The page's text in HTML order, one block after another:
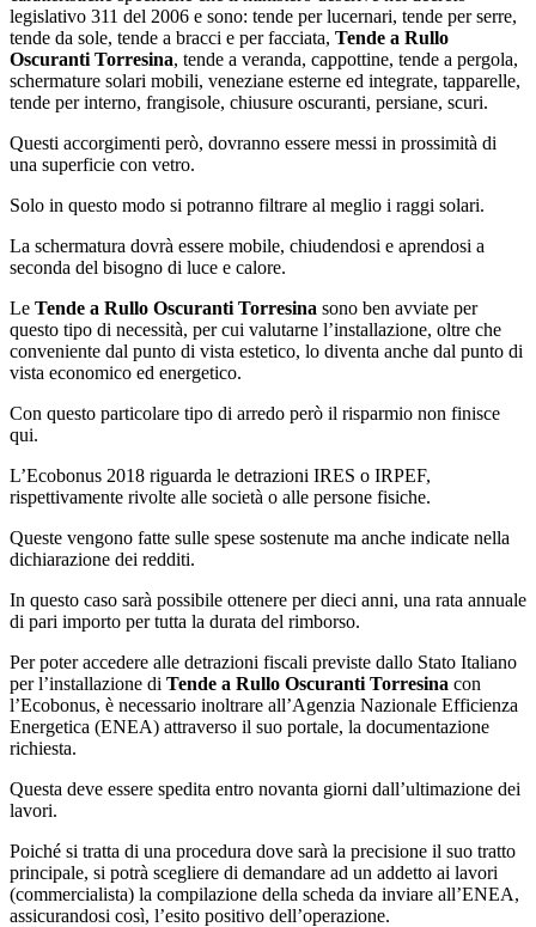
legislativo 311 del 2006 e sono: tende per lucernari, tende per serre,
tende da sole, tende a bracci e per facciata, Tende a Rullo
Oscuranti Torresina, tende a veranda, cappottine, tende a pergola,
schermature solari mobili, veneziane esterne ed integrate, tapparelle,
tende per interno, frangisole, chiusure oscuranti, persiane, scuri.
Questi accorgimenti però, dovranno essere messi in prossimità di
una superficie con vetro.
Solo in questo modo si potranno filtrare al meglio i raggi solari.
La schermatura dovrà essere mobile, chiudendosi e aprendosi a
seconda del bisogno di luce e calore.
Le Tende a Rullo Oscuranti Torresina sono ben avviate per
questo tipo di necessità, per cui valutarne l’installazione, oltre che
conveniente dal punto di vista estetico, lo diventa anche dal punto di
vista economico ed energetico.
Con questo particolare tipo di arredo però il risparmio non finisce
qui.
L’Ecobonus 2018 riguarda le detrazioni IRES o IRPEF,
rispettivamente rivolte alle società o alle persone fisiche.
Queste vengono fatte sulle spese sostenute ma anche indicate nella
dichiarazione dei redditi.
In questo caso sarà possibile ottenere per dieci anni, una rata annuale
di pari importo per tutta la durata del rimborso.
Per poter accedere alle detrazioni fiscali previste dallo Stato Italiano
per l’installazione di Tende a Rullo Oscuranti Torresina con
l’Ecobonus, è necessario inoltrare all’Agenzia Nazionale Efficienza
Energetica (ENEA) attraverso il suo portale, la documentazione
richiesta.
Questa deve essere spedita entro novanta giorni dall’ultimazione dei
lavori.
Poiché si tratta di una procedura dove sarà la precisione il suo tratto
principale, si potrà scegliere di demandare ad un addetto ai lavori
(commercialista) la compilazione della scheda da inviare all’ENEA,
assicurandosi così, l’esito positivo dell’operazione.